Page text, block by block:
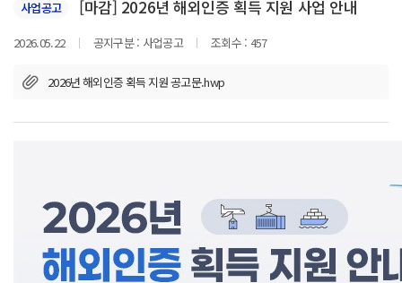
사업공고 [마감] 2026년 해외인증 획득 지원 사업 안내
2026.05.22 공지구분 : 사업공고 조회수 : 457
2026년 해외인증 획득 지원 공고문.hwp